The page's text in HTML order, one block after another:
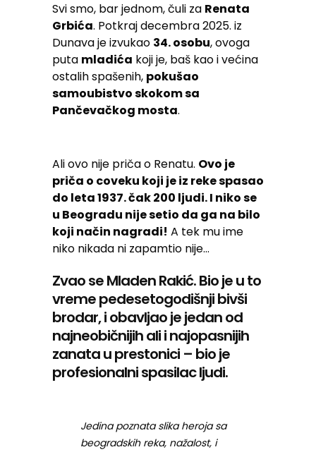
Svi smo, bar jednom, čuli za Renata
Grbića. Potkraj decembra 2025. iz
Dunava je izvukao 34. osobu, ovoga
puta mladića koji je, baš kao i većina
ostalih spašenih, pokušao
samoubistvo skokom sa
Pančevačkog mosta.
Ali ovo nije priča o Renatu. Ovo je
priča o coveku koji je iz reke spasao
do leta 1937. čak 200 ljudi. I niko se
u Beogradu nije setio da ga na bilo
koji način nagradi! A tek mu ime
niko nikada ni zapamtio nije…
Zvao se Mladen Rakić. Bio je u to
vreme pedesetogodišnji bivši
brodar, i obavljao je jedan od
najneobičnijih ali i najopasnijih
zanata u prestonici – bio je
profesionalni spasilac ljudi.
Jedina poznata slika heroja sa
beogradskih reka, nažalost, i